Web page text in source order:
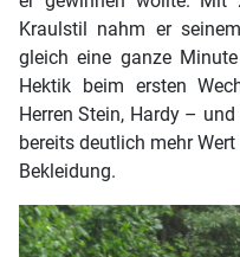
Kraulstil nahm er
gleich eine ganze
Hektik beim ersten
Herren Stein, Hardy –
bereits deutlich mehr
Bekleidung.